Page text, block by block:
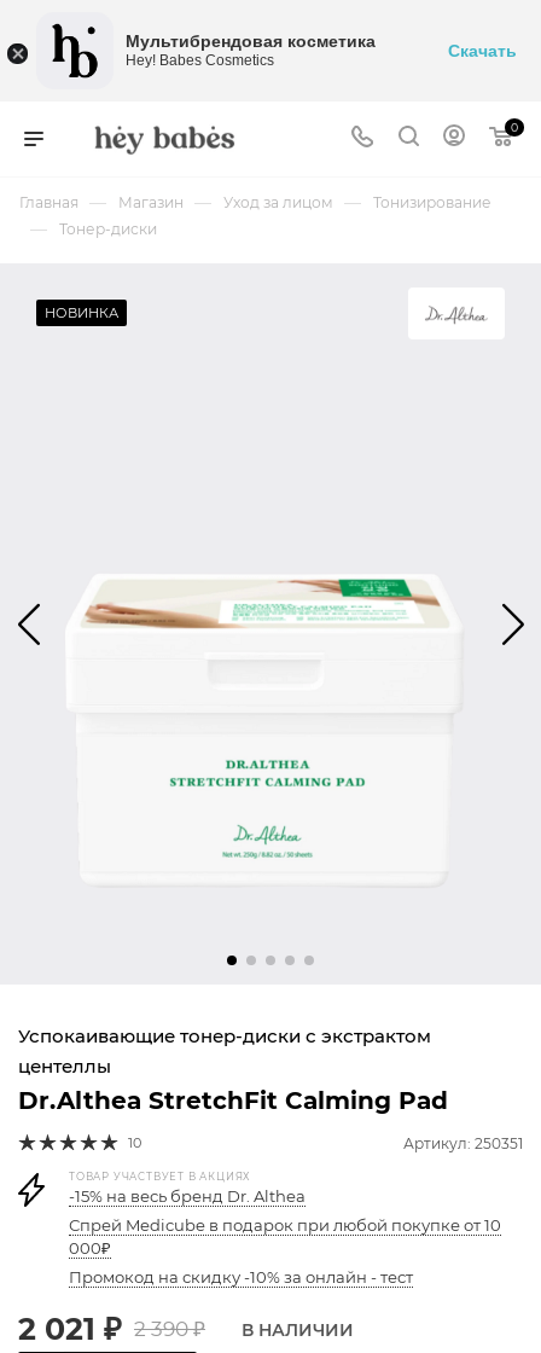
0
Главная — Магазин — Уход за лицом — Тонизирование
— Тонер-диски
НОВИНКА
Успокаивающие тонер-диски с экстрактом
центеллы
Dr.Althea StretchFit Calming Pad
10 Артикул: 250351
ТОВАР УЧАСТВУЕТ В АКЦИЯХ
-15% на весь бренд Dr. Althea
Спрей Medicube в подарок при любой покупке от 10
000₽
Промокод на скидку -10% за онлайн - тест
2 021 ₽ 2 390₽ В НАЛИЧИИ
Мультибрендовая косметика
Hey! Babes Cosmetics Скачать